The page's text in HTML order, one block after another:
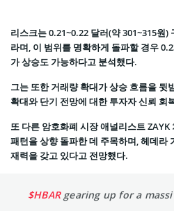
리스크는 0.21~0.22 달러(약 301~315원)
라며, 이 범위를 명확하게 돌파할 경우
가 상승도 가능하다고 분석했다.
그는 또한 거래량 확대가 상승 흐름을 뒷
확대와 단기 전망에 대한 투자자 신뢰 회
또 다른 암호화폐 시장 애널리스트
패턴을 상향 돌파한 데 주목하며, 헤데라
재력을 갖고 있다고 전망했다.
$HBARgearing up for a